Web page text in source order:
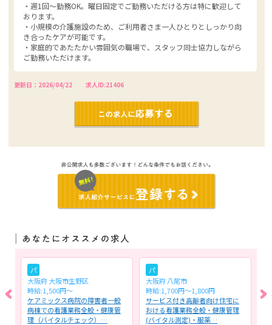
・週1回～勤務OK。曜日固定でご勤務いただける方は特に歓迎して
おります。
・小規模の介護施設のため、ご利用者さま一人ひとりとしっかり向
き合ったケアが可能です。
・家庭的であたたかい雰囲気の職場で、スタッフ同士協力しながら
ご勤務いただけます。
更新日：2026/04/22 求人ID:21406
パ
大阪府 大阪市生野区
時給:1,500円～
ケアミックス病院の障害者一般
病棟での看護業務全般・健康管
理（バイタルチェック）…
パ
大阪府 八尾市
時給:1,700円～1,800円
サービス付き高齢者向け住宅に
おける看護業務全般・健康管理
(バイタル測定)・服薬…